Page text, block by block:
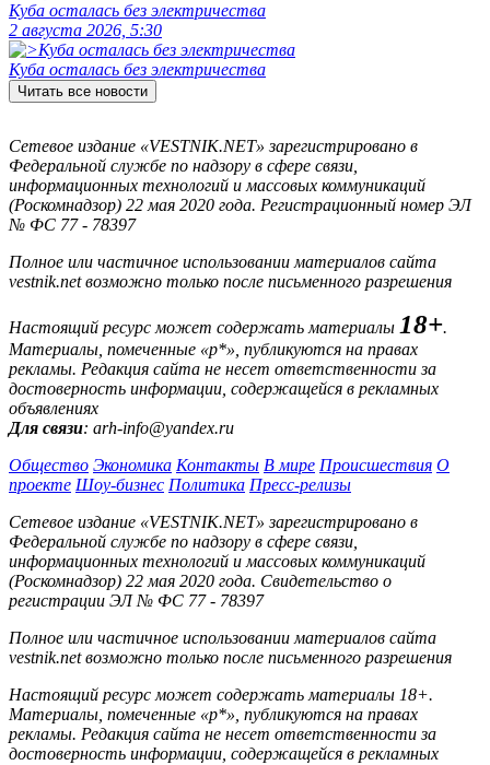
Куба осталась без электричества
2 августа 2026, 5:30
Куба осталась без электричества
Читать все новости
Сетевое издание «VESTNIK.NET» зарегистрировано в
Федеральной службе по надзору в сфере связи,
информационных технологий и массовых коммуникаций
(Роскомнадзор) 22 мая 2020 года. Регистрационный номер ЭЛ
№ ФС 77 - 78397
Полное или частичное использовании материалов сайта
vestnik.net возможно только после письменного разрешения
Настоящий ресурс может содержать материалы 18+.
Материалы, помеченные «р*», публикуются на правах
рекламы. Редакция сайта не несет ответственности за
достоверность информации, содержащейся в рекламных
объявлениях
Для связи: arh-info@yandex.ru
Общество Экономика Контакты В мире Происшествия О
проекте Шоу-бизнес Политика Пресс-релизы
Сетевое издание «VESTNIK.NET» зарегистрировано в
Федеральной службе по надзору в сфере связи,
информационных технологий и массовых коммуникаций
(Роскомнадзор) 22 мая 2020 года. Свидетельство о
регистрации ЭЛ № ФС 77 - 78397
Полное или частичное использовании материалов сайта
vestnik.net возможно только после письменного разрешения
Настоящий ресурс может содержать материалы 18+.
Материалы, помеченные «р*», публикуются на правах
рекламы. Редакция сайта не несет ответственности за
достоверность информации, содержащейся в рекламных